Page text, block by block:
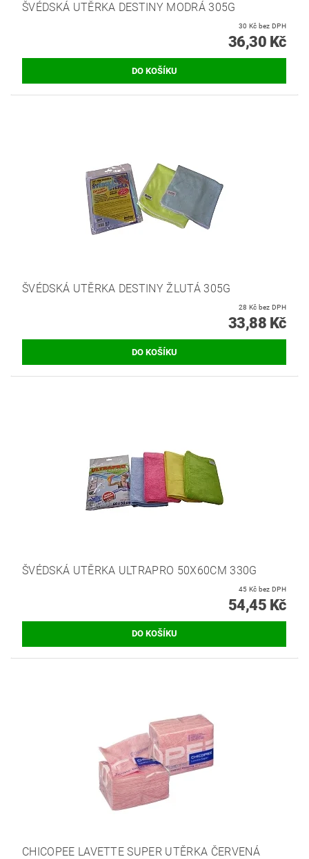
ŠVÉDSKÁ UTĚRKA DESTINY MODRÁ 305G
30 Kč bez DPH
36,30 Kč
ŠVÉDSKÁ UTĚRKA DESTINY ŽLUTÁ 305G
28 Kč bez DPH
33,88 Kč
ŠVÉDSKÁ UTĚRKA ULTRAPRO 50X60CM 330G
45 Kč bez DPH
54,45 Kč
CHICOPEE LAVETTE SUPER UTĚRKA ČERVENÁ